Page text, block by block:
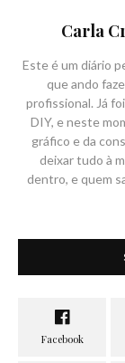
Carla
Este é um diário
que ando
profissional. Já
DIY, e neste
gráfico e da
deixar tudo à
dentro, e quem